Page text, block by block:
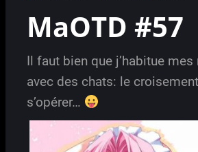
MaOTD #57
Il faut bien que j’habitue
avec des chats: le
s’opérer…